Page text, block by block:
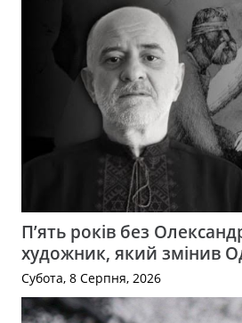
П’ять років без
художник, який змінив
Субота, 8 Серпня, 2026